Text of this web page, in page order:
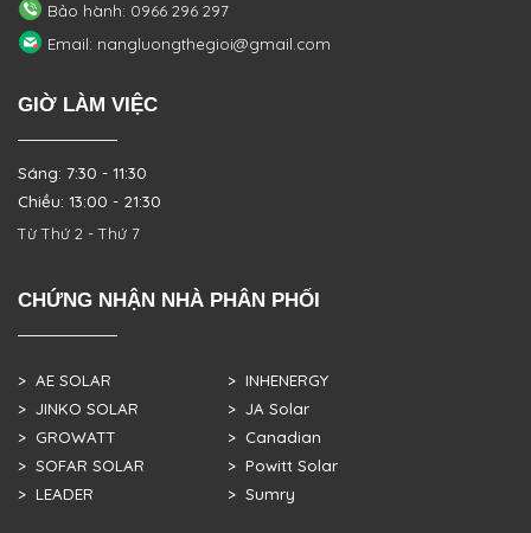
Bảo hành: 0966 296 297
Email: nangluongthegioi@gmail.com
GIỜ LÀM VIỆC
Sáng: 7:30 - 11:30
Chiều: 13:00 - 21:30
Từ Thứ 2 - Thứ 7
CHỨNG NHẬN NHÀ PHÂN PHỐI
> AE SOLAR
> JINKO SOLAR
> GROWATT
> SOFAR SOLAR
> LEADER
> INHENERGY
> JA Solar
> Canadian
> Powitt Solar
> Sumry